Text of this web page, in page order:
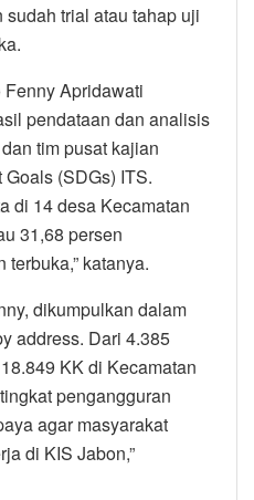
trial atau tahap uji
Apridawati
pendataan dan analisis
tim pusat kajian
(SDGs) ITS.
di 14 desa Kecamatan
31,68 persen
katanya.
dikumpulkan dalam
address. Dari 4.385
KK di Kecamatan
pengangguran
agar masyarakat
di KIS Jabon,”